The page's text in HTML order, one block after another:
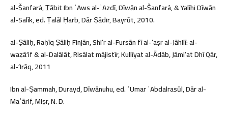
al-Šanfará, Ṯābit Ibn ʾAws al-ʾAzdī, Dīwān al-Šanfará, & Yalīhi Dīwān
al-Salīk, ed. Ṭalāl Ḥarb, Dār Ṣādir, Bayrūt, 2010.
al-Ṣāliḥ, Raḥīq Ṣāliḥ Finjān, Shiʻr al-Fursān fī al-ʻaṣr al-Jāhilī: al-
waẓāʼif & al-Dalālāt, Risālat mājistīr, Kullīyat al-Ādāb, Jāmiʻat Dhī Qār,
al-ʻIrāq, 2011
Ibn al-Ṣammah, Durayd, Dīwānuhu, ed. ʿUmar ʿAbdalrasūl, Dār al-
Maʿārif, Miṣr, N. D.